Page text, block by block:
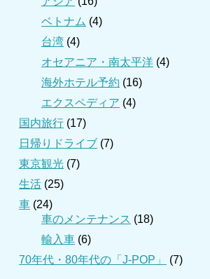
ベトナム (4)
台湾 (4)
オセアニア・南太平洋 (4)
海外ホテル予約 (16)
エクスペディア (4)
国内旅行 (17)
日帰りドライブ (7)
東京観光 (7)
生活 (25)
車 (24)
車のメンテナンス (18)
輸入車 (6)
70年代・80年代の「J-POP」
(7)